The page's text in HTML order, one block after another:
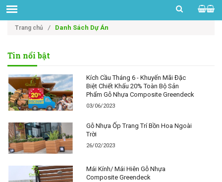
Trang chủ / Danh Sách Dự Án
Tin nổi bật
Kích Cầu Tháng 6 - Khuyến Mãi Đặc
Biệt Chiết Khấu 20% Toàn Bộ Sản
Phẩm Gỗ Nhựa Composite Greendeck
03/06/2023
Gỗ Nhựa Ốp Trang Trí Bồn Hoa Ngoài
Trời
26/02/2023
Mái Kính/ Mái Hiên Gỗ Nhựa
Composite Greendeck